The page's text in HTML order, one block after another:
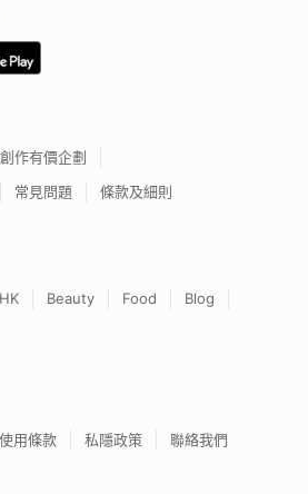
作有價企劃
常見問題 條款及細則
HK Beauty Food
Blog
使用條款 私隱政策 聯絡我們